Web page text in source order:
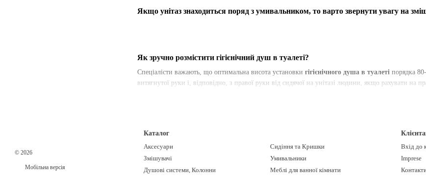
Якщо унітаз знаходиться поряд з умивальником, то варто звернути увагу на
Як зручно розмістити гігієнічний душ в туалеті?
Спеціалісти важають, що оптимальна висота установки гігієнічного душа в туалеті порядка
витягнутої руки і, відповідно, з правої руки від сидячої на унітазі людини, якщо рахувати на
Гігієнічний душ
Найбільш комфортна
гігієнічного душа 20-30 см. Максимально зручно
© 2026
Мобільна версія
Каталог
Аксесуари
Змішувачі
Душові системи, Колонни
Сидіння та Кришки
Умивальники
Меблі для ванної кімнати
Вхід до
Imprese